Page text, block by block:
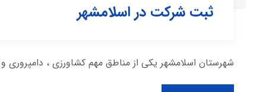
ثبت شرکت در اسلامشهر
شهرستان اسلامشهر یکی از مناطق مهم کشاورزی ، دامپروری و